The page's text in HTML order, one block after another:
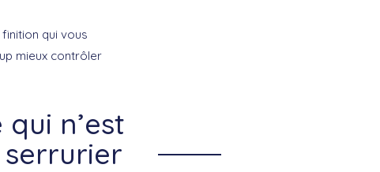
qui vous
mieux contrôler
n’est